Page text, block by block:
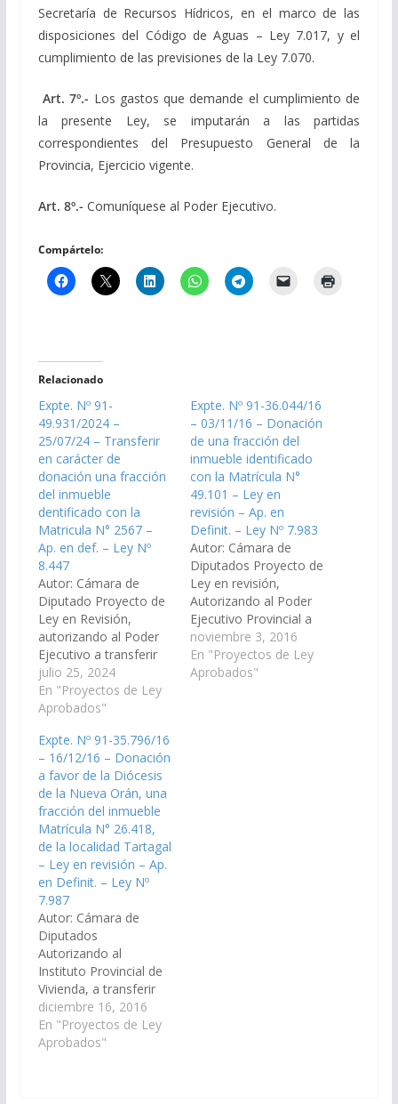
Secretaría de Recursos Hídricos, en el marco de las
disposiciones del Código de Aguas – Ley 7.017, y el
cumplimiento de las previsiones de la Ley 7.070.
Art. 7º.- Los gastos que demande el cumplimiento de
la presente Ley, se imputarán a las partidas
correspondientes del Presupuesto General de la
Provincia, Ejercicio vigente.
Art. 8º.- Comuníquese al Poder Ejecutivo.
Compártelo:
Relacionado
Expte. Nº 91-
49.931/2024 –
25/07/24 – Transferir
en carácter de
donación una fracción
del inmueble
dentificado con la
Matricula N° 2567 –
Ap. en def. – Ley Nº
8.447
Autor: Cámara de
Diputado Proyecto de
Ley en Revisión,
autorizando al Poder
Ejecutivo a transferir
en carácter de
donación una fracción
del inmueble
Matricula N° 2567, del
departamento La Viña,
a favor de la
Municipalidad de La
Viña, con el cargo de
destinarlo al
funcionamiento de
dependencias…
julio 25, 2024
En "Proyectos de Ley
Aprobados"
Expte. Nº 91-36.044/16
– 03/11/16 – Donación
de una fracción del
inmueble identificado
con la Matrícula N°
49.101 – Ley en
revisión – Ap. en
Definit. – Ley Nº 7.983
Autor: Cámara de
Diputados Proyecto de
Ley en revisión,
Autorizando al Poder
Ejecutivo Provincial a
efectuar la donación
de una fracción del
inmueble identificado
noviembre 3, 2016
En "Proyectos de Ley
Aprobados"
Expte. Nº 91-35.796/16
– 16/12/16 – Donación
a favor de la Diócesis
de la Nueva Orán, una
fracción del inmueble
Matrícula N° 26.418,
de la localidad Tartagal
– Ley en revisión – Ap.
en Definit. – Ley Nº
7.987
Autor: Cámara de
Diputados
Autorizando al
Instituto Provincial de
Vivienda, a transferir
en carácter de
donación a favor de la
Diócesis de la Nueva
diciembre 16, 2016
En "Proyectos de Ley
Aprobados"